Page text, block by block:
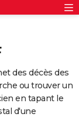
des décès des
ou trouver un
en tapant le
d'une